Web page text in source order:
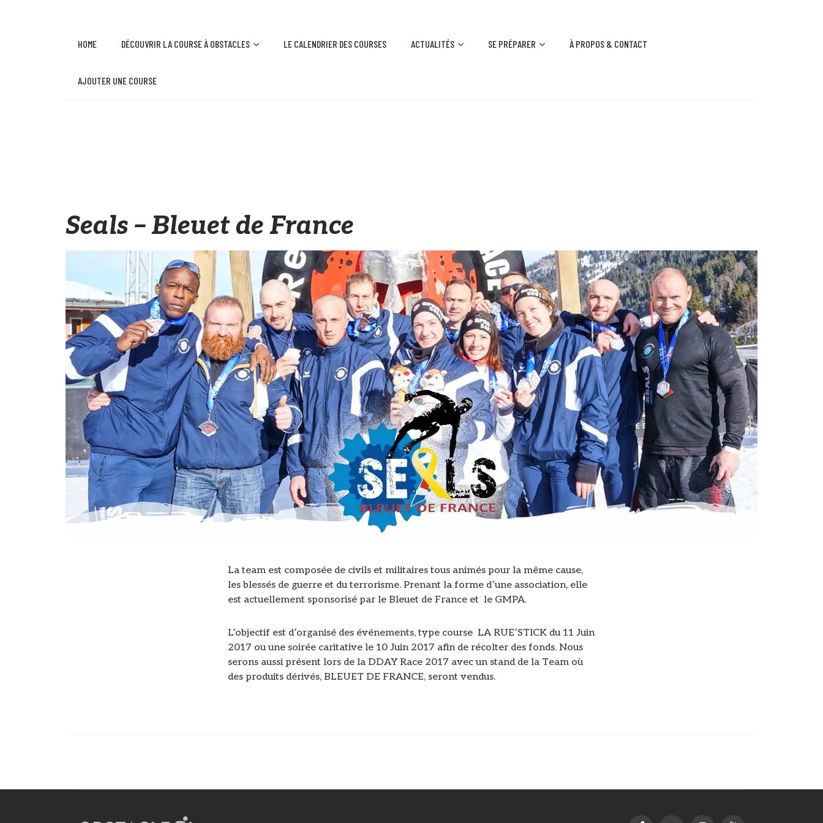
HOME DÉCOUVRIR LA COURSE À OBSTACLES LE CALENDRIER DES COURSES ACTUALITÉS SE PRÉPARER À PROPOS & CONTACT
AJOUTER UNE COURSE
Seals – Bleuet de France
La team est composée de civils et militaires tous animés pour la même cause,
les blessés de guerre et du terrorisme. Prenant la forme d’une association, elle
est actuellement sponsorisé par le Bleuet de France et le GMPA.
L’objectif est d’organisé des événements, type course LA RUE’STICK du 11 Juin
2017 ou une soirée caritative le 10 Juin 2017 afin de récolter des fonds. Nous
serons aussi présent lors de la DDAY Race 2017 avec un stand de la Team où
des produits dérivés, BLEUET DE FRANCE, seront vendus.